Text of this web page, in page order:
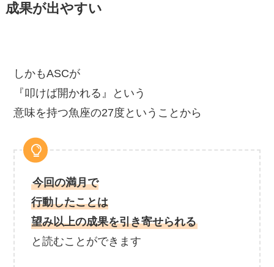
成果が出やすい
しかもASCが
『叩けば開かれる』という
意味を持つ魚座の27度ということから
今回の満月で
行動したことは
望み以上の成果を引き寄せられる
と読むことができます